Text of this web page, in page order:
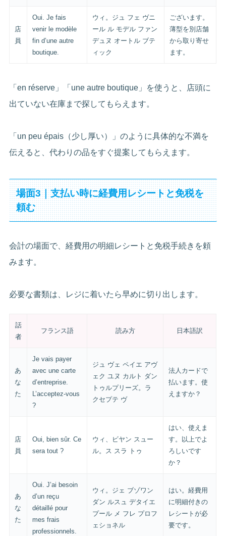
店
員
Oui. Je fais
venir le modèle
fin d’une autre
boutique.
ウィ。ジュ フェ ヴニ
ール ル モデル ファン
デュヌ オートル ブテ
ィック
ございます。
薄型を別店舗
から取り寄せ
ます。
「en réserve」「une autre boutique」を使うと、店頭に
出ていない在庫まで探してもらえます。
「un peu épais（少し厚い）」のように具体的な不満を
伝えると、代わりの品をすぐ提案してもらえます。
場面3｜支払い時に経費用レシートと免税を
頼む
会計の場面で、経費用の明細レシートと免税手続きを頼
みます。
必要な書類は、レジに着いたら早めに切り出します。
話
者
フランス語 読み方 日本語訳
あ
な
た
Je vais payer
avec une carte
d’entreprise.
L’acceptez-vous
?
ジュ ヴェ ペイエ アヴ
ェク ユヌ カルト ダン
トゥルプリーズ。ラ
クセプテ ヴ
法人カードで
払います。使
えますか？
店
員
Oui, bien sûr. Ce
sera tout ?
ウィ、ビヤン スュー
ル。ス スラ トゥ
はい、使えま
す。以上でよ
ろしいです
か？
あ
な
た
Oui. J’ai besoin
d’un reçu
détaillé pour
mes frais
professionnels.
ウィ。ジェ ブゾワン
ダン ルスュ デタイエ
プール メ フレ プロフ
ェショネル
はい。経費用
に明細付きの
レシートが必
要です。